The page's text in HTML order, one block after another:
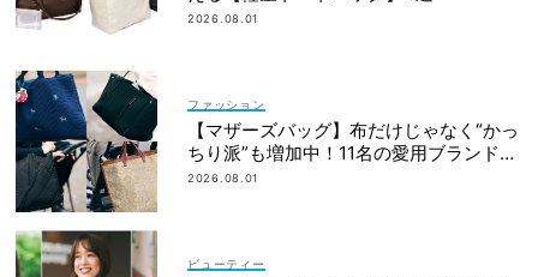
2026.08.01
ファッション
【マザーズバッグ】布だけじゃなく“かっ
ちり派”も増加中！11名の愛用ブランド
は？
2026.08.01
ビューティー